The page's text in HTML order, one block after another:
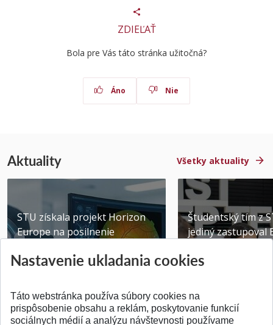
ZDIEĽAŤ
Bola pre Vás táto stránka užitočná?
Áno Nie
Aktuality Všetky aktuality
STU získala projekt Horizon
Europe na posilnenie
Publikované 31.07.2026
Študentský tím z
jediný zastupoval
Publikované
Nastavenie ukladania cookies
Táto webstránka používa súbory cookies na
prispôsobenie obsahu a reklám, poskytovanie funkcií
sociálnych médií a analýzu návštevnosti používame